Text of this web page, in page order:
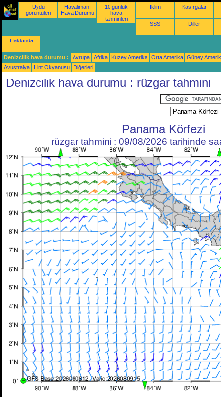
Uydu
görüntüleri
Havalimanı
Hava Durumu
10 günlük
hava
tahminleri
İklim Kasırgalar
SSS Diller
Hakkında
Denizcilik hava durumu : Avrupa Afrika Kuzey Amerika Orta Amerika
Güney
Avustralya
Hint Okyanusu Diğerleri
Denizcilik hava durumu : rüzgar tahmini
Panama Körfezi
rüzgar tahmini : 09/08/2026 tarihinde